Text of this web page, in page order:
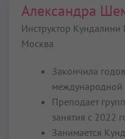
Александра
Инструктор Кундалини
Москва
Закончила
международной
Преподает
занятия с 2022
Занимается